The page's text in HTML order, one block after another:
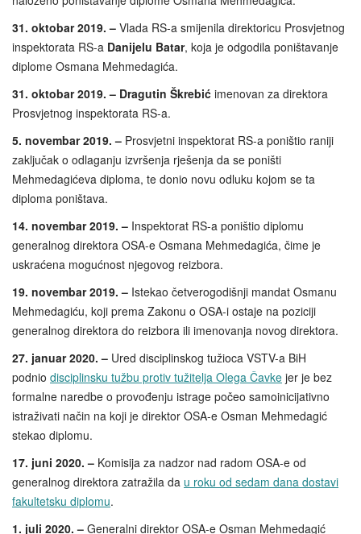
31. oktobar 2019. – Vlada RS-a smijenila direktoricu Prosvjetnog
inspektorata RS-a Danijelu Batar, koja je odgodila poništavanje
diplome Osmana Mehmedagića.
31. oktobar 2019. – Dragutin Škrebić imenovan za direktora
Prosvjetnog inspektorata RS-a.
5. novembar 2019. – Prosvjetni inspektorat RS-a poništio raniji
zaključak o odlaganju izvršenja rješenja da se poništi
Mehmedagićeva diploma, te donio novu odluku kojom se ta
diploma poništava.
14. novembar 2019. – Inspektorat RS-a poništio diplomu
generalnog direktora OSA-e Osmana Mehmedagića, čime je
uskraćena mogućnost njegovog reizbora.
19. novembar 2019. – Istekao četverogodišnji mandat Osmanu
Mehmedagiću, koji prema Zakonu o OSA-i ostaje na poziciji
generalnog direktora do reizbora ili imenovanja novog direktora.
27. januar 2020. – Ured disciplinskog tužioca VSTV-a BiH
podnio disciplinsku tužbu protiv tužitelja Olega Čavke jer je bez
formalne naredbe o provođenju istrage počeo samoinicijativno
istraživati način na koji je direktor OSA-e Osman Mehmedagić
stekao diplomu.
17. juni 2020. – Komisija za nadzor nad radom OSA-e od
generalnog direktora zatražila da u roku od sedam dana dostavi
fakultetsku diplomu.
1. juli 2020. – Generalni direktor OSA-e Osman Mehmedagić